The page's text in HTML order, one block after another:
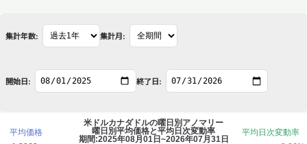
集計年数: 集計月:
開始日: 終了日: